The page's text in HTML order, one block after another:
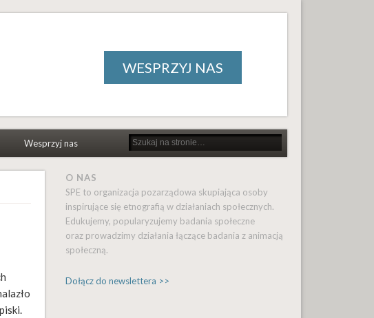
WESPRZYJ NAS
Wesprzyj nas
O NAS
SPE to organizacja pozarządowa skupiająca osoby
inspirujące się etnografią w działaniach społecznych.
Edukujemy, popularyzujemy badania społeczne
oraz prowadzimy działania łączące badania z animacją
społeczną.
Dołącz do newslettera >>